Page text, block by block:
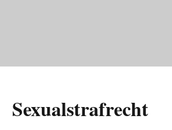
Sexualstrafrecht